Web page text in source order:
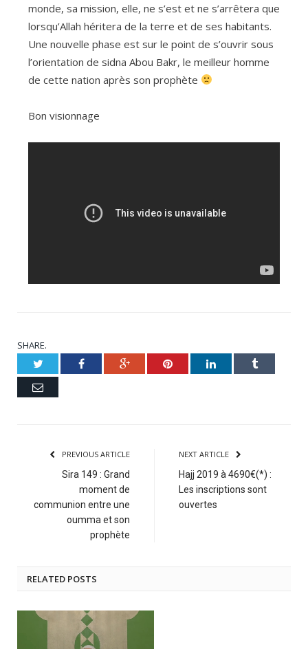
monde, sa mission, elle, ne s’est et ne s’arrêtera que
lorsqu’Allah héritera de la terre et de ses habitants.
Une nouvelle phase est sur le point de s’ouvrir sous
l’orientation de sidna Abou Bakr, le meilleur homme
de cette nation après son prophète
Bon visionnage
SHARE.
Twitter Facebook Google+ Pinterest LinkedIn Tumblr
Email
PREVIOUS ARTICLE
Sira 149 : Grand
moment de
communion entre une
oumma et son
prophète
NEXT ARTICLE
Hajj 2019 à 4690€(*) :
Les inscriptions sont
ouvertes
RELATED POSTS